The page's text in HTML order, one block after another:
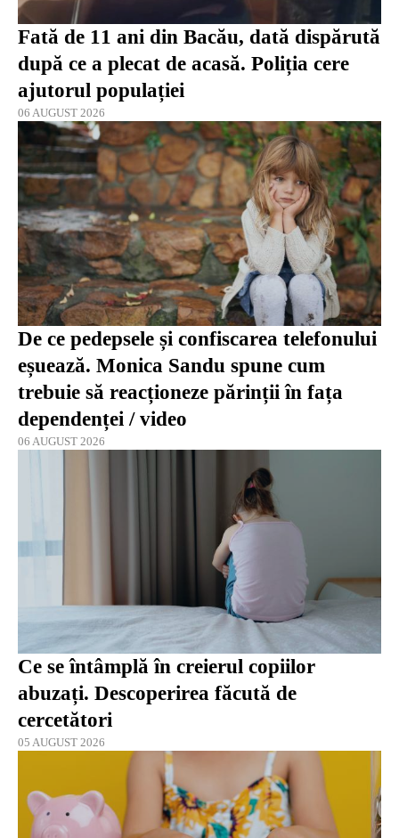
Fată de 11 ani din Bacău, dată dispărută
după ce a plecat de acasă. Poliția cere
ajutorul populației
06 AUGUST 2026
De ce pedepsele și confiscarea telefonului
eșuează. Monica Sandu spune cum
trebuie să reacționeze părinții în fața
dependenței / video
06 AUGUST 2026
Ce se întâmplă în creierul copiilor
abuzați. Descoperirea făcută de
cercetători
05 AUGUST 2026